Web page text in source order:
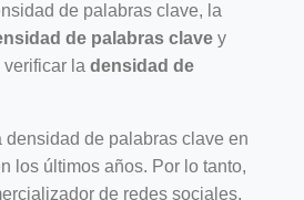
de palabras clave, la
de palabras clave y
la densidad de
densidad de palabras clave en
los últimos años. Por lo tanto,
de redes sociales,